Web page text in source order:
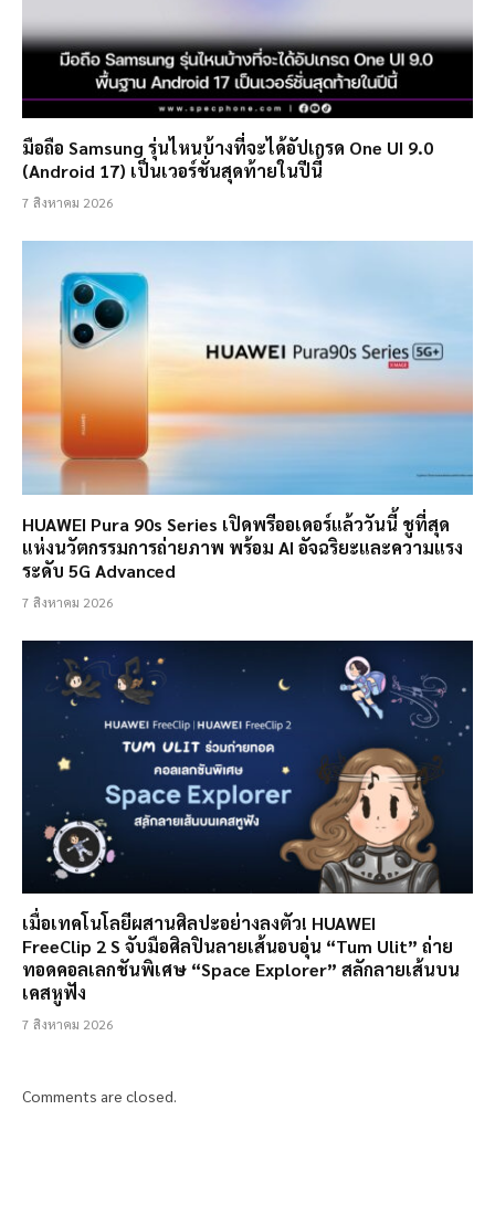
มือถือ Samsung รุ่นไหนบ้างที่จะได้อัปเกรด One UI 9.0
(Android 17) เป็นเวอร์ชั่นสุดท้ายในปีนี้
7 สิงหาคม 2026
HUAWEI Pura 90s Series เปิดพรีออเดอร์แล้ววันนี้ ชูที่สุด
แห่งนวัตกรรมการถ่ายภาพ พร้อม AI อัจฉริยะและความแรง
ระดับ 5G Advanced
7 สิงหาคม 2026
เมื่อเทคโนโลยีผสานศิลปะอย่างลงตัว! HUAWEI
FreeClip 2 S จับมือศิลปินลายเส้นอบอุ่น “Tum Ulit” ถ่าย
ทอดคอลเลกชันพิเศษ “Space Explorer” สลักลายเส้นบน
เคสหูฟัง
7 สิงหาคม 2026
Comments are closed.